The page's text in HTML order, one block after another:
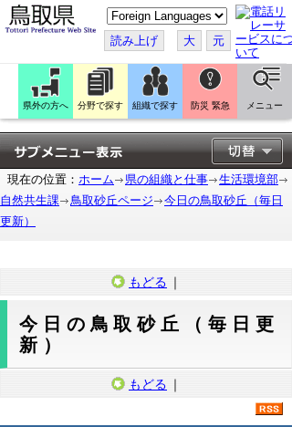
こ
の
ペ
ー
ジ
翻
訳
す
る
読み上げ 大 元
県外の方へ 分野で探す 組織で探す 防災 緊急 メニュー
現在の位置： ホーム 県の組織と仕事
生活環境部
自然共生課
鳥取砂丘ページ
今日の鳥取砂丘（毎日
更新）
もどる ｜
今日の鳥取砂丘（毎日更
新）
もどる ｜